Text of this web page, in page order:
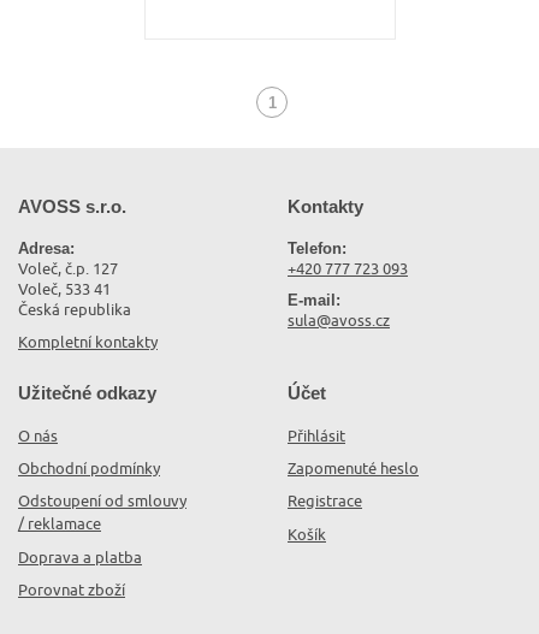
1
(aktuální)
AVOSS s.r.o.
Adresa:
Voleč, č.p. 127
Voleč, 533 41
Česká republika
Kompletní kontakty
Kontakty
Telefon:
+420 777 723 093
E-mail:
sula@avoss.cz
Užitečné odkazy
O nás
Obchodní podmínky
Odstoupení od smlouvy
/ reklamace
Doprava a platba
Porovnat zboží
Účet
Přihlásit
Zapomenuté heslo
Registrace
Košík